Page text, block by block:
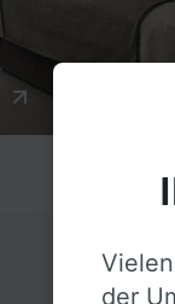
der